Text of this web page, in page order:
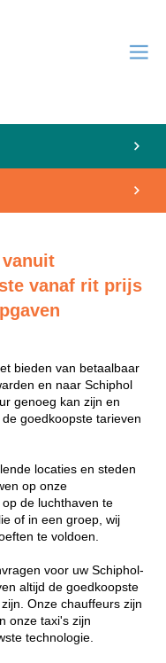
vanaf rit prijs
bieden van betaalbaar
en naar Schiphol
genoeg kan zijn en
goedkoopste tarieven
locaties en steden
op onze
de luchthaven te
of in een groep, wij
te voldoen.
voor uw Schiphol-
altijd de goedkoopste
Onze chauffeurs zijn
onze taxi's zijn
technologie.